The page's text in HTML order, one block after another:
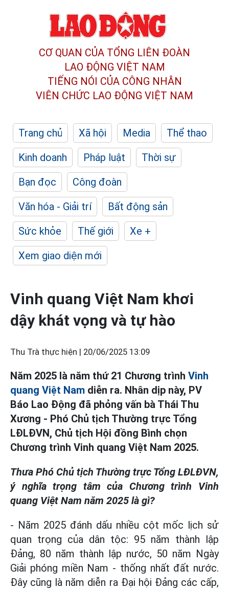
CƠ QUAN CỦA TỔNG LIÊN ĐOÀN
LAO ĐỘNG VIỆT NAM
TIẾNG NÓI CỦA CÔNG NHÂN
VIÊN CHỨC LAO ĐỘNG VIỆT NAM
Trang chủ Xã hội Media
Thể thao
Kinh doanh
Pháp luật
Thời sự
Bạn đọc
Công đoàn
Văn hóa - Giải trí
Bất động sản
Sức khỏe
Thế giới
Xe +
Xem giao diện mới
Vinh quang Việt Nam khơi
dậy khát vọng và tự hào
Thu Trà thực hiện | 20/06/2025 13:09
Năm 2025 là năm thứ 21 Chương trình Vinh
quang Việt Nam diễn ra. Nhân dịp này, PV
Báo Lao Động đã phỏng vấn bà Thái Thu
Xương - Phó Chủ tịch Thường trực Tổng
LĐLĐVN, Chủ tịch Hội đồng Bình chọn
Chương trình Vinh quang Việt Nam 2025.
Thưa Phó Chủ tịch Thường trực Tổng LĐLĐVN,
ý nghĩa trọng tâm của Chương trình Vinh
quang Việt Nam năm 2025 là gì?
- Năm 2025 đánh dấu nhiều cột mốc lịch sử
quan trọng của dân tộc: 95 năm thành lập
Đảng, 80 năm thành lập nước, 50 năm Ngày
Giải phóng miền Nam - thống nhất đất nước.
Đây cũng là năm diễn ra Đại hội Đảng các cấp,